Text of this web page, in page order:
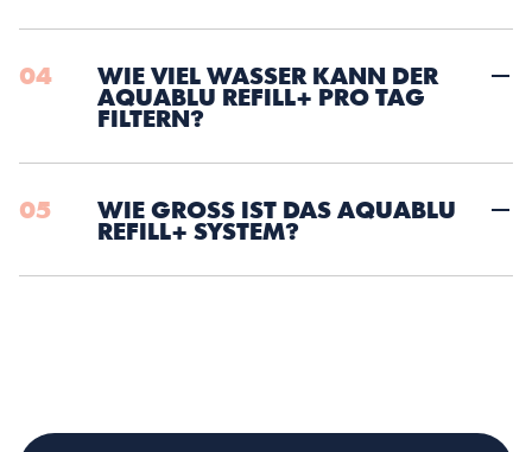
04
WIE VIEL WASSER KANN DER
AQUABLU REFILL+ PRO TAG
FILTERN?
05
WIE GROSS IST DAS AQUABLU R
EFILL+ SYSTEM?